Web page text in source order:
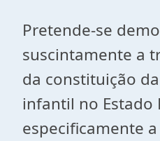
Pretende-se
suscintamente a
da constituição
infantil no Estado
especificamente